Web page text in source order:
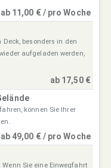
ab 11,00 € / pro Woche
Deck, besonders in den
aufgeladen werden,
ab 17,50 €
können Sie Ihrer
ab 49,00 € / pro Woche
Sie eine Einwegfahrt